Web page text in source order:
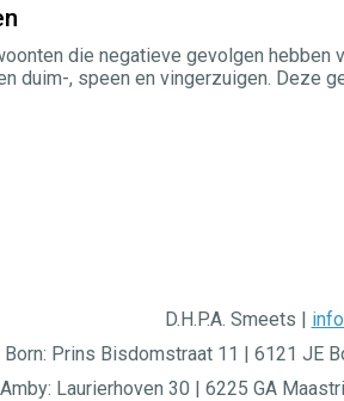
die negatieve gevolgen
duim-, speen en vingerzuigen. Deze
D.H.P.A. Smeets |
Born: Prins Bisdomstraat 11 | 6121 JE
Amby: Laurierhoven 30 | 6225 GA